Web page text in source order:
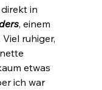
in
, einem
ruhiger,
etwas
ich war